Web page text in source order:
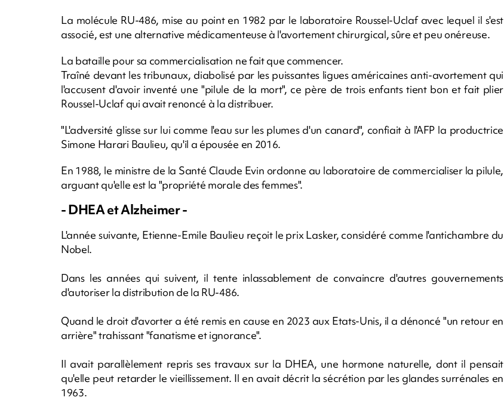
La molécule RU-486, mise au point en 1982 par le laboratoire Roussel-Uclaf avec lequel il s'est
associé, est une alternative médicamenteuse à l'avortement chirurgical, sûre et peu onéreuse.
La bataille pour sa commercialisation ne fait que commencer.
Traîné devant les tribunaux, diabolisé par les puissantes ligues américaines anti-avortement qui
l'accusent d'avoir inventé une "pilule de la mort", ce père de trois enfants tient bon et fait plier
Roussel-Uclaf qui avait renoncé à la distribuer.
"L'adversité glisse sur lui comme l'eau sur les plumes d'un canard", confiait à l'AFP la productrice
Simone Harari Baulieu, qu'il a épousée en 2016.
En 1988, le ministre de la Santé Claude Evin ordonne au laboratoire de commercialiser la pilule,
arguant qu'elle est la "propriété morale des femmes".
- DHEA et Alzheimer -
L'année suivante, Etienne-Emile Baulieu reçoit le prix Lasker, considéré comme l'antichambre du
Nobel.
Dans les années qui suivent, il tente inlassablement de convaincre d'autres gouvernements
d'autoriser la distribution de la RU-486.
Quand le droit d'avorter a été remis en cause en 2023 aux Etats-Unis, il a dénoncé "un retour en
arrière" trahissant "fanatisme et ignorance".
Il avait parallèlement repris ses travaux sur la DHEA, une hormone naturelle, dont il pensait
qu'elle peut retarder le vieillissement. Il en avait décrit la sécrétion par les glandes surrénales en
1963.